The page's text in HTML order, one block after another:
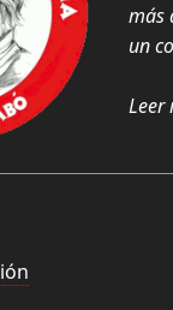
más
un
Leer